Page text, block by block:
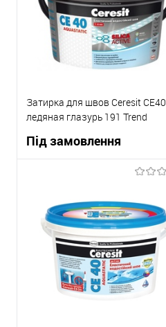
В вибране
Під
замовлення
Затирка для швов Ceresit СЕ40
ледяная глазурь 191 Trend
Під замовлення
Купити в 1 клік
До
порівняння
В вибране
Під
замовлення